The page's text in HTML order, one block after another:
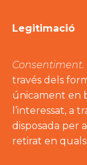
Legitimació
Consentiment
través dels
únicament en
l’interessat, a
disposada per
retirat en